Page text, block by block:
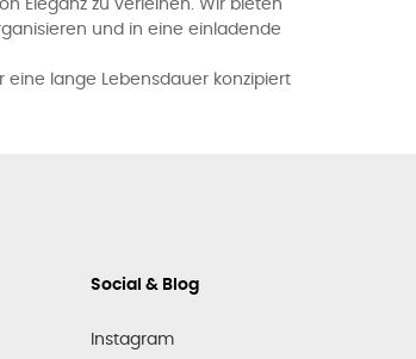
Eleganz zu verleihen. Wir bieten
und in eine einladende
lange Lebensdauer konzipiert
Social & Blog
Instagram